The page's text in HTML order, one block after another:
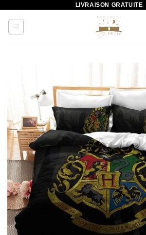
contenu
LIVRAISON GRATUITE